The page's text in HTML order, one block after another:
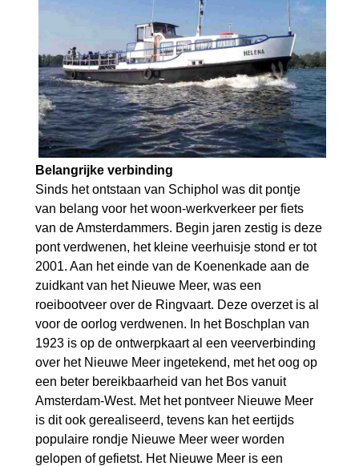
Belangrijke verbinding
Sinds het ontstaan van Schiphol was dit pontje
van belang voor het woon-werkverkeer per fiets
van de Amsterdammers. Begin jaren zestig is deze
pont verdwenen, het kleine veerhuisje stond er tot
2001. Aan het einde van de Koenenkade aan de
zuidkant van het Nieuwe Meer, was een
roeibootveer over de Ringvaart. Deze overzet is al
voor de oorlog verdwenen. In het Boschplan van
1923 is op de ontwerpkaart al een veerverbinding
over het Nieuwe Meer ingetekend, met het oog op
een beter bereikbaarheid van het Bos vanuit
Amsterdam-West. Met het pontveer Nieuwe Meer
is dit ook gerealiseerd, tevens kan het eertijds
populaire rondje Nieuwe Meer weer worden
gelopen of gefietst. Het Nieuwe Meer is een